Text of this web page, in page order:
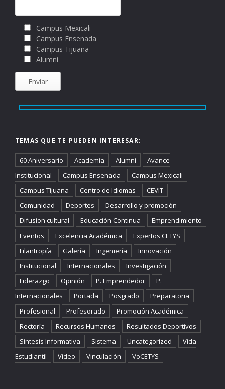
Campus Mexicali
Campus Ensenada
Campus Tijuana
Alumni
TEMAS QUE TE PUEDEN INTERESAR:
60 Aniversario Academia Alumni
Avance
Institucional
Campus Ensenada
Campus Mexicali
Campus Tijuana
Centro de Idiomas
CEVIT
Comunidad
Deportes
Desarrollo y promoción
Difusion cultural
Educación Continua
Emprendimiento
Eventos
Excelencia Académica
Expertos CETYS
Filantropía
Galería Ingeniería
Innovación
Institucional
Internacionales
Investigación
Liderazgo
Opinión P. Emprendedor
P.
Internacionales
Portada Posgrado
Preparatoria
Profesional
Profesorado
Promoción Académica
Rectoría
Recursos Humanos
Resultados Deportivos
Sintesis Informativa
Sistema Uncategorized
Vida
Estudiantil
Video Vinculación VoCETYS